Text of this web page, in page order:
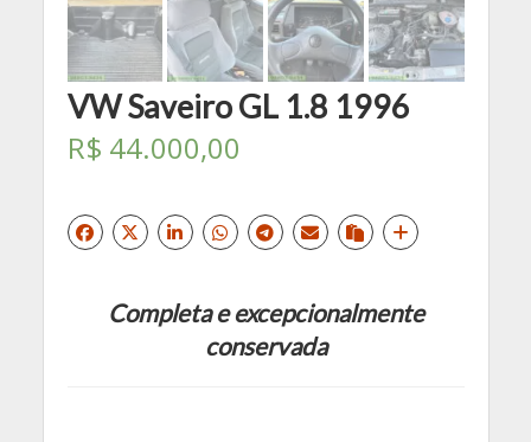
VW Saveiro GL 1.8 1996
R$ 44.000,00
Completa e excepcionalmente
conservada